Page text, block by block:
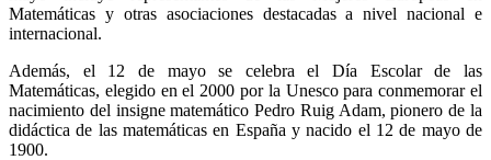
Matemáticas y otras asociaciones destacadas a nivel nacional e
internacional.
Además, el 12 de mayo se celebra el Día Escolar de las
Matemáticas, elegido en el 2000 por la Unesco para conmemorar el
nacimiento del insigne matemático Pedro Ruig Adam, pionero de la
didáctica de las matemáticas en España y nacido el 12 de mayo de
1900.